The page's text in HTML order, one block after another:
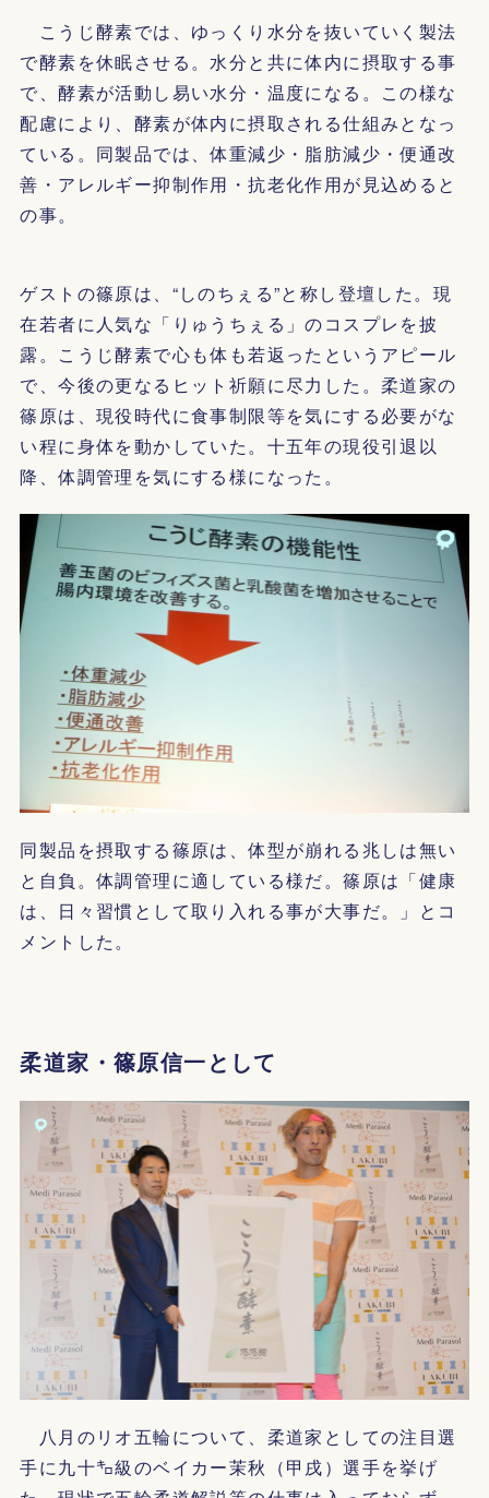
こうじ酵素では、ゆっくり水分を抜いていく製法
で酵素を休眠させる。水分と共に体内に摂取する事
で、酵素が活動し易い水分・温度になる。この様な
配慮により、酵素が体内に摂取される仕組みとなっ
ている。同製品では、体重減少・脂肪減少・便通改
善・アレルギー抑制作用・抗老化作用が見込めると
の事。
ゲストの篠原は、“しのちぇる”と称し登壇した。現
在若者に人気な「りゅうちぇる」のコスプレを披
露。こうじ酵素で心も体も若返ったというアピール
で、今後の更なるヒット祈願に尽力した。柔道家の
篠原は、現役時代に食事制限等を気にする必要がな
い程に身体を動かしていた。十五年の現役引退以
降、体調管理を気にする様になった。
同製品を摂取する篠原は、体型が崩れる兆しは無い
と自負。体調管理に適している様だ。篠原は「健康
は、日々習慣として取り入れる事が大事だ。」とコ
メントした。
柔道家・篠原信一として
八月のリオ五輪について、柔道家としての注目選
手に九十㌔級のベイカー茉秋（甲戌）選手を挙げ